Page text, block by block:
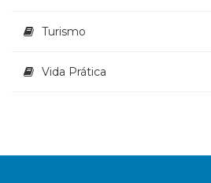
Turismo
Vida Prática